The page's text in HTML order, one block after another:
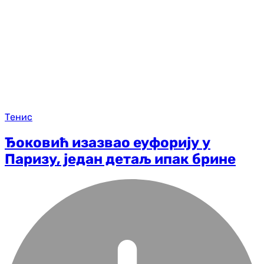
Тенис
Ђоковић изазвао еуфорију у
Паризу, један детаљ ипак брине